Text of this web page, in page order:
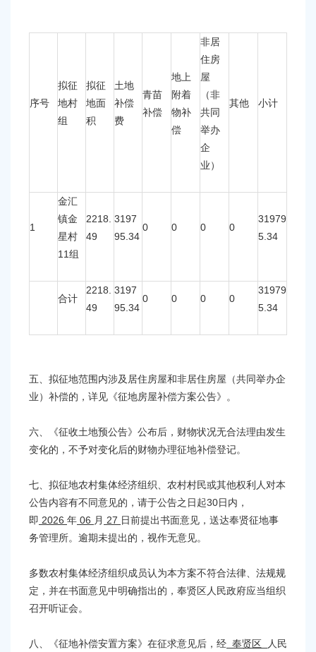
序号
拟征
地村
组
拟征
地面
积
土地
补偿
费
青苗
补偿
地上
附着
物补
偿
非居
住房
屋
（非
共同
举办
企
业）
其他 小计
1
金汇
镇金
星村
11组
2218.
49
3197
95.34
0 0 0 0
31979
5.34
合计
2218.
49
3197
95.34
0 0 0 0
31979
5.34
五、 拟征地范围内涉及居住房屋和非居住房屋（共同举办企
业）补偿的，详见《征地房屋补偿方案公告》。
六、
《征收土地预公告》公布后，财物状况无合法理由发生
变化的，不予对变化后的财物办理征地补偿登记。
七、 拟征地农村集体经济组织、农村村民或其他权利人对本
公告内容有不同意见的，请于公告之日起30日内，
即 2026 年 06 月 27 日前提出书面意见，送达奉贤征地事
务管理所。逾期未提出的，视作无意见。
多数农村集体经济组织成员认为本方案不符合法律、法规规
定，并在书面意见中明确指出的， 奉贤区 人民政府应当组织
召开听证会。
八、 《征地补偿安置方案》在征求意见后，经 奉贤区 人民